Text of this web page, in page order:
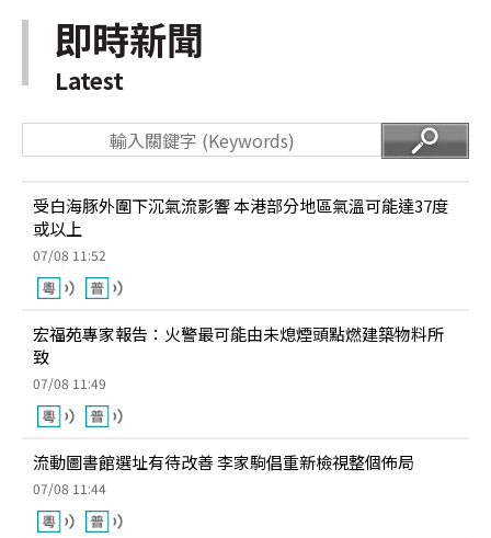
即時新聞
Latest
受白海豚外圍下沉氣流影響 本港部分地區氣溫可能達37度
或以上
07/08 11:52
宏福苑專家報告：火警最可能由未熄煙頭點燃建築物料所
致
07/08 11:49
流動圖書館選址有待改善 李家駒倡重新檢視整個佈局
07/08 11:44